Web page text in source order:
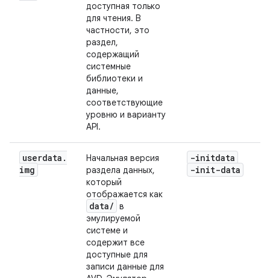
доступная только
для чтения. В
частности, это
раздел,
содержащий
системные
библиотеки и
данные,
соответствующие
уровню и варианту
API.
userdata .
img
Начальная версия
раздела данных,
который
отображается как
data/ в
эмулируемой
системе и
содержит все
доступные для
записи данные для
-initdata
-init-data